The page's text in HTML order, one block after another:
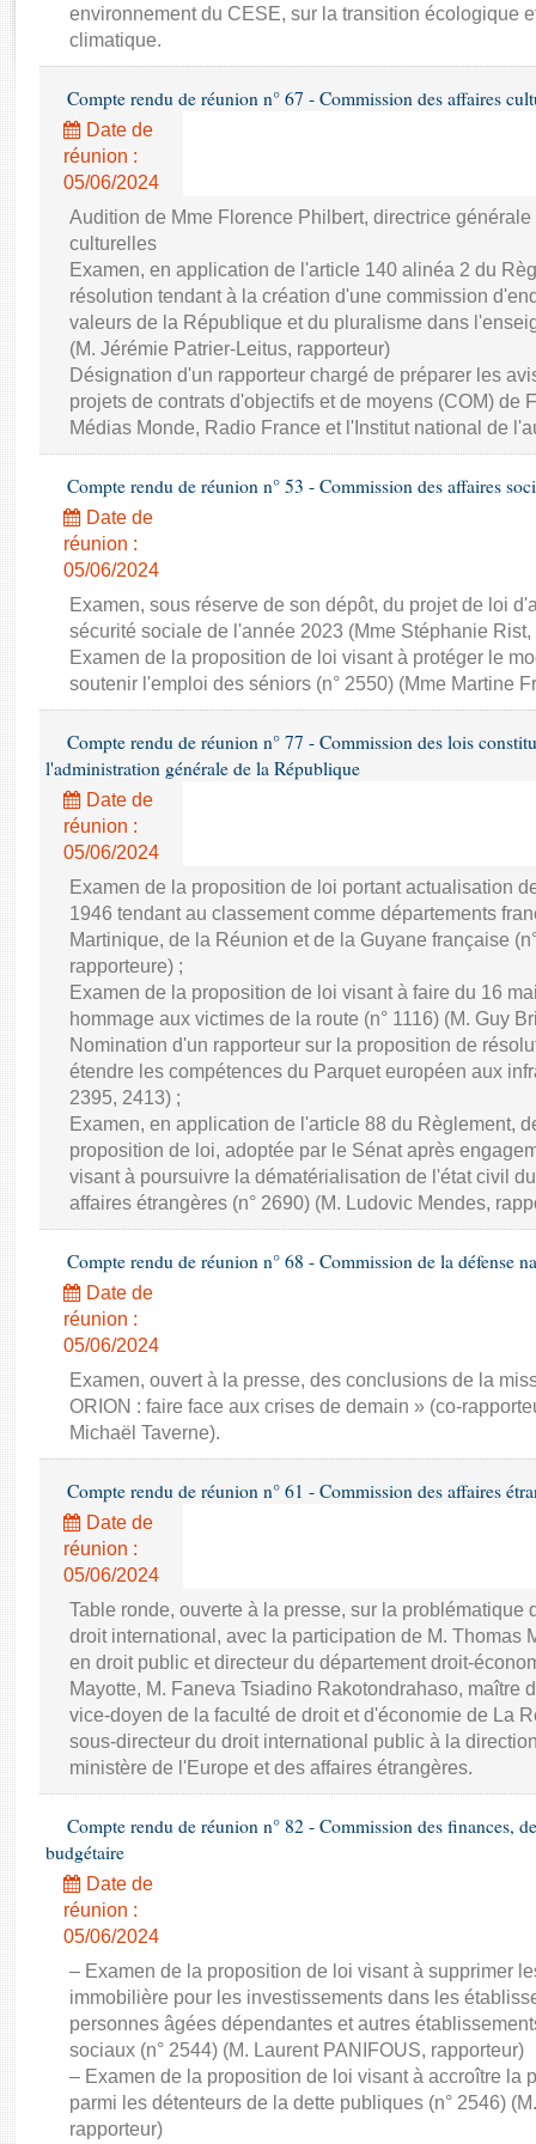
Rapports d'enquête
Rapports législatifs
Rapports sur l'application des lois
Baromètre de l’application des lois
Dossiers législatifs
Budget et sécurité sociale
Questions écrites et orales
Comptes rendus des débats
environnement du CESE, sur la transition écologique
climatique.
Compte rendu de réunion n° 67 - Commission des affaires
Date de
réunion :
05/06/2024
Audition de Mme Florence Philbert, directrice
culturelles
Examen, en application de l'article 140 alinéa 2 du
résolution tendant à la création d'une commission
valeurs de la République et du pluralisme dans
(M. Jérémie Patrier-Leitus, rapporteur)
Désignation d'un rapporteur chargé de préparer les
projets de contrats d'objectifs et de moyens (COM) de
Médias Monde, Radio France et l'Institut national de
Compte rendu de réunion n° 53 - Commission des affaires
Date de
réunion :
05/06/2024
Examen, sous réserve de son dépôt, du projet de loi
sécurité sociale de l'année 2023 (Mme Stéphanie
Examen de la proposition de loi visant à protéger le
soutenir l'emploi des séniors (n° 2550) (Mme Martine
Compte rendu de réunion n° 77 - Commission des lois
l'administration générale de la République
Date de
réunion :
05/06/2024
Examen de la proposition de loi portant actualisation
1946 tendant au classement comme départements
Martinique, de la Réunion et de la Guyane française
rapporteure) ;
Examen de la proposition de loi visant à faire du 16
hommage aux victimes de la route (n° 1116) (M. Guy
Nomination d'un rapporteur sur la proposition de
étendre les compétences du Parquet européen aux
2395, 2413) ;
Examen, en application de l'article 88 du Règlement,
proposition de loi, adoptée par le Sénat après
visant à poursuivre la dématérialisation de l'état civil
affaires étrangères (n° 2690) (M. Ludovic Mendes,
Compte rendu de réunion n° 68 - Commission de la défense
Date de
réunion :
05/06/2024
Examen, ouvert à la presse, des conclusions de la
ORION : faire face aux crises de demain » (co-
Michaël Taverne).
Compte rendu de réunion n° 61 - Commission des affaires
Date de
réunion :
05/06/2024
Table ronde, ouverte à la presse, sur la problématique
droit international, avec la participation de M. Thomas
en droit public et directeur du département droit-
Mayotte, M. Faneva Tsiadino Rakotondrahaso, maître
vice-doyen de la faculté de droit et d'économie de La
sous-directeur du droit international public à la
ministère de l'Europe et des affaires étrangères.
Compte rendu de réunion n° 82 - Commission des finances,
budgétaire
Date de
réunion :
05/06/2024
– Examen de la proposition de loi visant à supprimer
immobilière pour les investissements dans les
personnes âgées dépendantes et autres
sociaux (n° 2544) (M. Laurent PANIFOUS, rapporteur)
– Examen de la proposition de loi visant à accroître la
parmi les détenteurs de la dette publiques (n° 2546)
rapporteur)